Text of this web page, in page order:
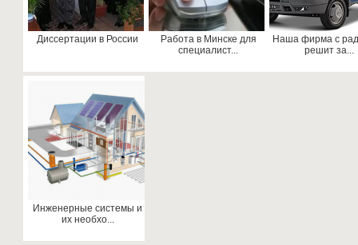
Диссертации в России
Работа в Минске для
специалист...
Наша фирма с
решит за...
Инженерные системы и
их необхо...